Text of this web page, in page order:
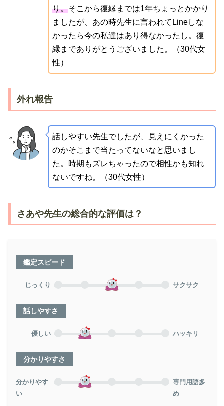
り。そこから復縁までは1年ちょっとかかり
ましたが、あの時先生に言われてLineしな
かったら今の私達はあり得なかったし。復
縁までありがとうございました。（30代女
性）
外れ報告
話しやすい先生でしたが、見えにくかった
のかそこまで当たってないなと思いまし
た。時期もズレちゃったので相性かも知れ
ないですね。（30代女性）
さあや先生の総合的な評価は？
鑑定スピード
じっくり サクサク
話しやすさ
優しい ハッキリ
分かりやすさ
分かりやす
い
専門用語多
め